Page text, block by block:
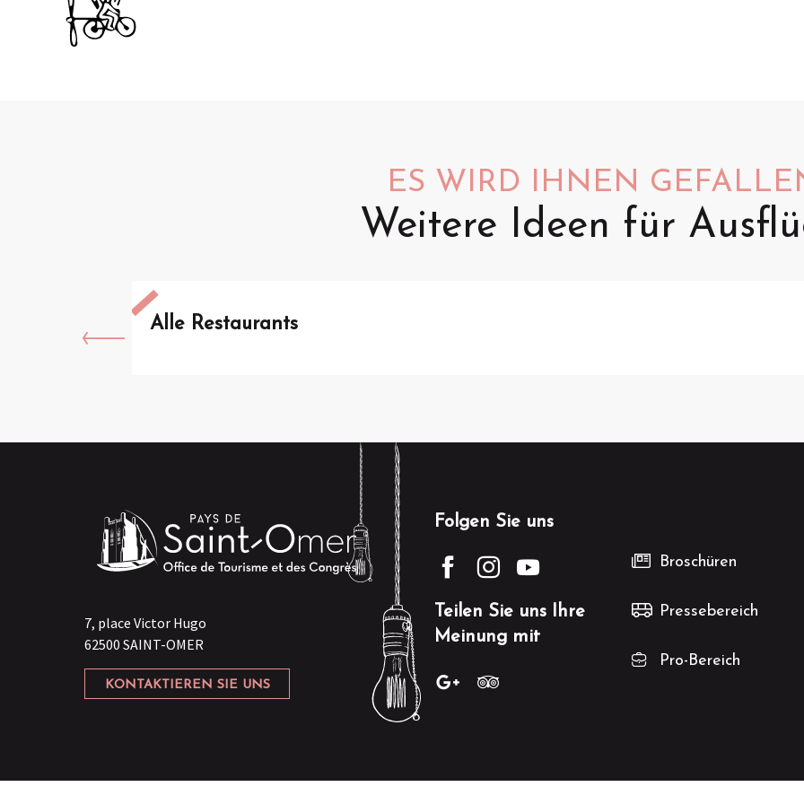
ES WIRD IHNEN
Weitere Ideen für
Alle Restaurants
7, place Victor Hugo
62500 SAINT-OMER
KONTAKTIEREN SIE UNS
Folgen Sie uns
Teilen Sie uns Ihre
Meinung mit
Broschüren
Pressebereich
Pro-Bereich